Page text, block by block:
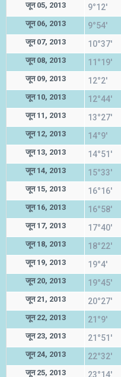
जून 05, 2013 9°12'
जून 06, 2013 9°54'
जून 07, 2013 10°37'
जून 08, 2013 11°19'
जून 09, 2013 12°2'
जून 10, 2013 12°44'
जून 11, 2013 13°27'
जून 12, 2013 14°9'
जून 13, 2013 14°51'
जून 14, 2013 15°33'
जून 15, 2013 16°16'
जून 16, 2013 16°58'
जून 17, 2013 17°40'
जून 18, 2013 18°22'
जून 19, 2013 19°4'
जून 20, 2013 19°45'
जून 21, 2013 20°27'
जून 22, 2013 21°9'
जून 23, 2013 21°51'
जून 24, 2013 22°32'
जून 25, 2013 23°14'